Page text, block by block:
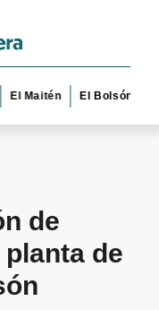
El Bolsón
de
de